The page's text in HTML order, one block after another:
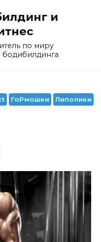
и
по миру
бодибилдинга
ГоРмошки Липолики